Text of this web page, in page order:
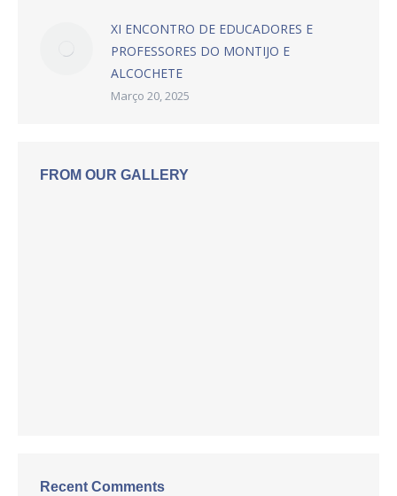
XI ENCONTRO DE EDUCADORES E
PROFESSORES DO MONTIJO E
ALCOCHETE
Março 20, 2025
FROM OUR GALLERY
Recent Comments